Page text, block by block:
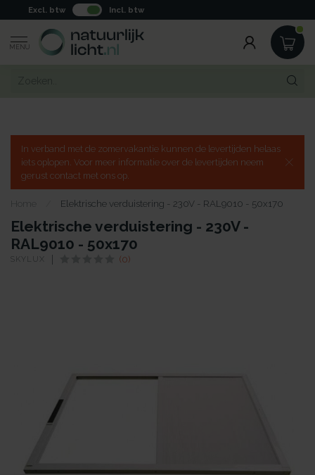
Excl. btw Incl. btw
MENU
In verband met de zomervakantie kunnen de levertijden helaas
iets oplopen. Voor meer informatie over de levertijden neem
gerust contact met ons op.
Home Elektrische verduistering - 230V - RAL9010 - 50x170
Elektrische verduistering - 230V -
RAL9010 - 50x170
SKYLUX (0)